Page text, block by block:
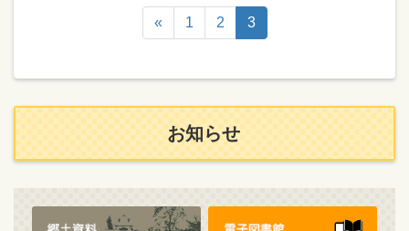
« 1 2 3
お知らせ